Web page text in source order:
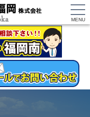
MENU